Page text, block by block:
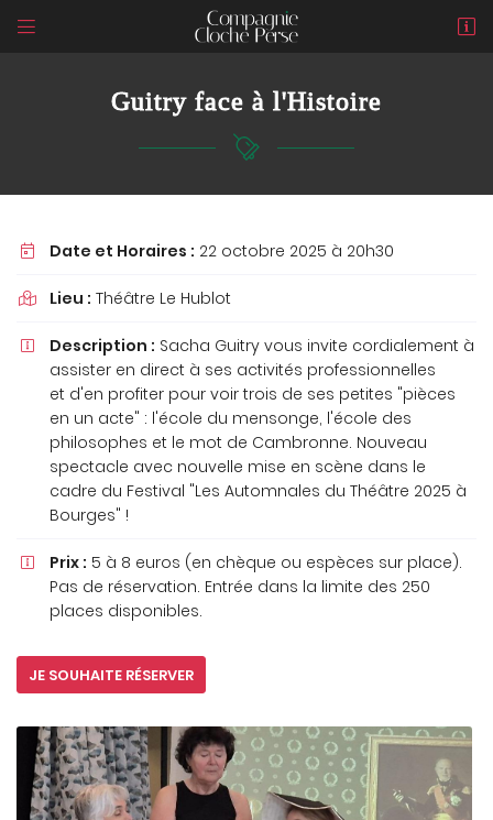

ACCUEIL

1 Bis rue du Puits de Jouvence
06 74 93 78 62
 Adresse email de réception
En cochant cette case, vous consentez à recevoir nos propositions
commerciales à l'adresse email indiqué ci-dessus. Vous pouvez vous
désinscrire à tout moment en utilisantle formulaire de désinscription
INSCRIPTION
Guitry face à l'Histoire
 Date et Horaires : 22 octobre 2025 à 20h30
 Lieu : Théâtre Le Hublot
 Description : Sacha Guitry vous invite cordialement à
assister en direct à ses activités professionnelles
et d'en profiter pour voir trois de ses petites "pièces
en un acte" : l'école du mensonge, l'école des
philosophes et le mot de Cambronne. Nouveau
spectacle avec nouvelle mise en scène dans le
cadre du Festival "Les Automnales du Théâtre 2025 à
Bourges" !
 Prix : 5 à 8 euros (en chèque ou espèces sur place).
Pas de réservation. Entrée dans la limite des 250
places disponibles.
JE SOUHAITE RÉSERVER